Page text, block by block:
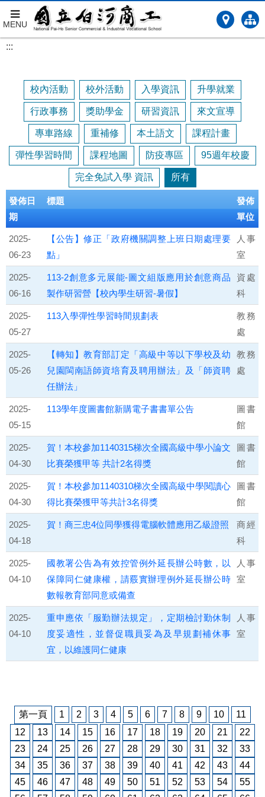
跳
到
MENU
:::
校內活動 校外活動 入學資訊 升學就業
行政事務 獎助學金 研習資訊 來文宣導
專車路線 重補修 本土語文 課程計畫
彈性學習時間 課程地圖 防疫專區 95週年校慶
完全免試入學 資訊 所有
發佈日
期
標題
發佈
單位
2025-
06-23
【公告】修正「政府機關調整上班日期處理要
點」
人事
室
2025-
06-16
113-2創意多元展能-圖文組版應用於創意商品
製作研習營【校內學生研習-暑假】
資處
科
2025-
05-27
113入學彈性學習時間規劃表
教務
處
2025-
05-26
【轉知】教育部訂定「高級中等以下學校及幼
兒園閩南語師資培育及聘用辦法」及「師資聘
任辦法」
教務
處
2025-
05-15
113學年度圖書館新購電子書書單公告
圖書
館
2025-
04-30
賀！本校參加1140315梯次全國高級中學小論文
比賽榮獲甲等 共計2名得獎
圖書
館
2025-
04-30
賀！本校參加1140310梯次全國高級中學閱讀心
得比賽榮獲甲等共計3名得獎
圖書
館
2025-
04-18
賀！商三忠4位同學獲得電腦軟體應用乙級證照
商經
科
2025-
04-10
國教署公告為有效控管例外延長辦公時數，以
保障同仁健康權，請覈實辦理例外延長辦公時
數報教育部同意或備查
人事
室
2025-
04-10
重申應依「服勤辦法規定」，定期檢討勤休制
度妥適性，並督促職員妥為及早規劃補休事
宜，以維護同仁健康
人事
室
第一頁 1 2 3 4 5 6 7 8 9 10
11
12
13 14 15 16 17 18 19 20 21
22
23
24 25 26 27 28 29 30 31 32
33
34
35 36 37 38 39 40 41 42 43
44
45
46 47 48 49 50 51 52 53 54
55